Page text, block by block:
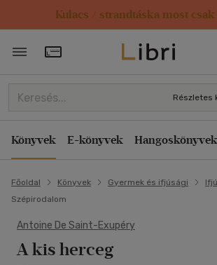
Kulacs / strandtáska most csak
Törzsvásárlói Kártya adatai
Részletes
Könyvek E-könyvek Hangoskönyvek
Főoldal Könyvek Gyermek és ifjúsági
Szépirodalom
Antoine De Saint-Exupéry
A kis herceg